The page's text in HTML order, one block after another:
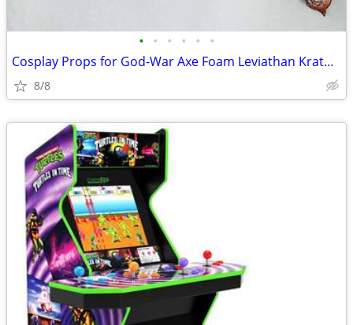
• • • • • •
Cosplay Props for God-War Axe Foam Leviathan Kratos Axe
8/8